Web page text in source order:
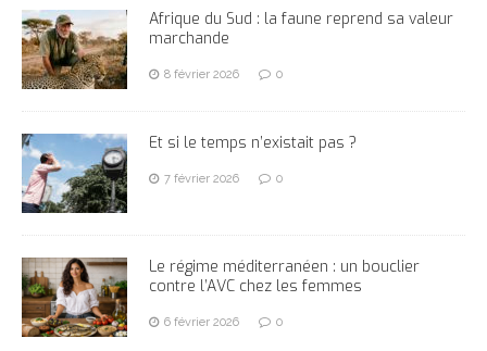
Afrique du Sud : la faune reprend sa valeur
marchande
8 février 2026 0
Et si le temps n’existait pas ?
7 février 2026 0
Le régime méditerranéen : un bouclier
contre l’AVC chez les femmes
6 février 2026 0